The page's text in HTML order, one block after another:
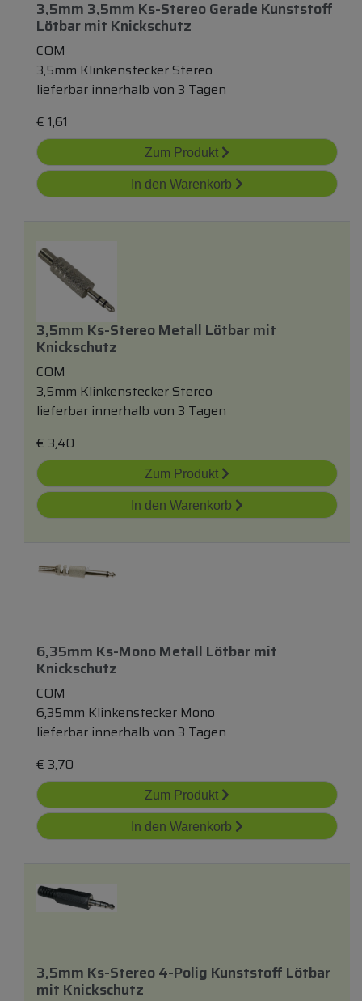
3,5mm 3,5mm Ks-Stereo Gerade Kunststoff
Lötbarmit Knickschutz
COM
3,5mm Klinkenstecker Stereo
lieferbar innerhalb von 3 Tagen
€ 1,61
Zum Produkt
In den Warenkorb
3,5mm Ks-Stereo Metall Lötbarmit
Knickschutz
COM
3,5mm Klinkenstecker Stereo
lieferbar innerhalb von 3 Tagen
€ 3,40
Zum Produkt
In den Warenkorb
6,35mm Ks-Mono Metall Lötbarmit
Knickschutz
COM
6,35mm Klinkenstecker Mono
lieferbar innerhalb von 3 Tagen
€ 3,70
Zum Produkt
In den Warenkorb
3,5mm Ks-Stereo 4-Polig Kunststoff Lötbar
mit Knickschutz